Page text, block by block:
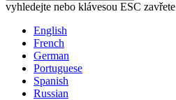
vyhledejte nebo klávesou ESC zavřete
English
French
German
Portuguese
Spanish
Russian